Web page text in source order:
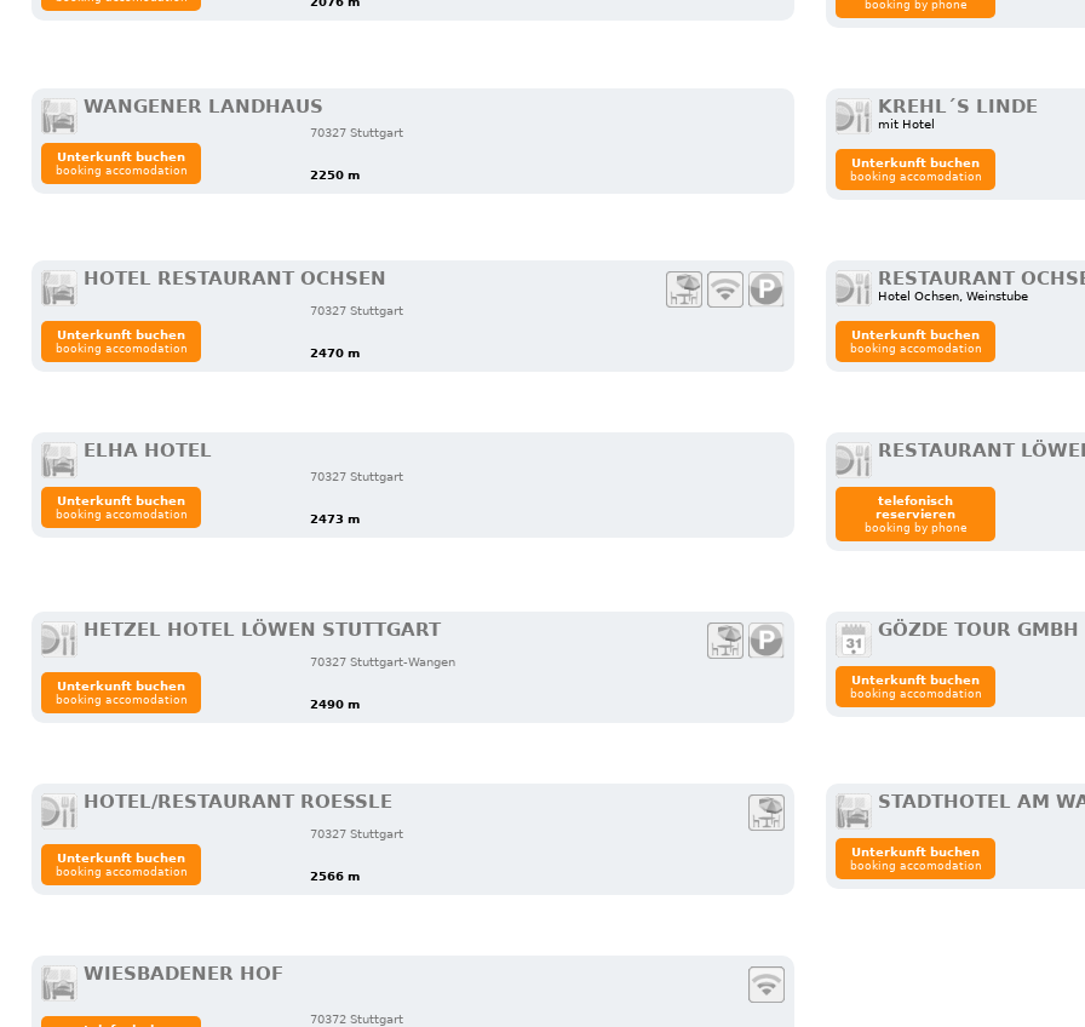
booking by phone
WANGENER LANDHAUS
70327 Stuttgart
2250 m
Unterkunft buchen
booking accomodation
KREHL´S LINDE
mit Hotel
Unterkunft buchen
booking accomodation
HOTEL RESTAURANT OCHSEN
70327 Stuttgart
2470 m
Unterkunft buchen
booking accomodation
RESTAURANT
Hotel Ochsen, Weinstube
Unterkunft buchen
booking accomodation
ELHA HOTEL
70327 Stuttgart
2473 m
Unterkunft buchen
booking accomodation
RESTAURANT
telefonisch
reservieren
booking by phone
HETZEL HOTEL LÖWEN STUTTGART
70327 Stuttgart-Wangen
2490 m
Unterkunft buchen
booking accomodation
GÖZDE TOUR GMBH
Unterkunft buchen
booking accomodation
HOTEL/RESTAURANT ROESSLE
70327 Stuttgart
2566 m
Unterkunft buchen
booking accomodation
STADTHOTEL AM
Unterkunft buchen
booking accomodation
WIESBADENER HOF
70372 Stuttgart